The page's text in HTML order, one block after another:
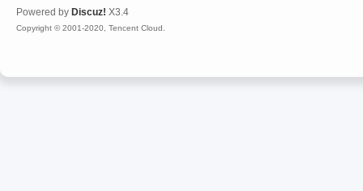
Powered by Discuz! X3.4
Copyright © 2001-2020, Tencent Cloud.